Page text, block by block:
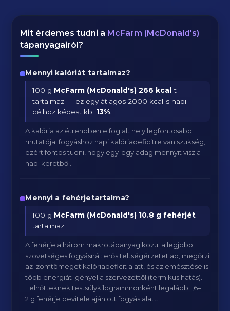
Mit érdemes tudni a McFarm (McDonald's)
tápanyagairól?
Mennyi kalóriát tartalmaz?
100 g McFarm (McDonald's) 266 kcal-t
tartalmaz — ez egy átlagos 2000 kcal-s napi
célhoz képest kb. 13%
A kalória az étrendben elfoglalt hely legfontosabb
mutatója: fogyáshoz napi kalóriadeficitre van szükség,
ezért fontos tudni, hogy egy-egy adag mennyit visz a
napi keretből.
Mennyi a fehérjetartalma?
100 g McFarm (McDonald's) 10.8 g fehérjét
tartalmaz.
A fehérje a három makrotápanyag közül a legjobb
szövetséges fogyásnál: erős teltségérzetet ad, megőrzi
az izomtömeget kalóriadeficit alatt, és az emésztése is
több energiát igényel a szervezettől (termikus hatás).
Felnőtteknek testsúlykilogrammonként legalább 1,6–
2 g fehérje bevitele ajánlott fogyás alatt.